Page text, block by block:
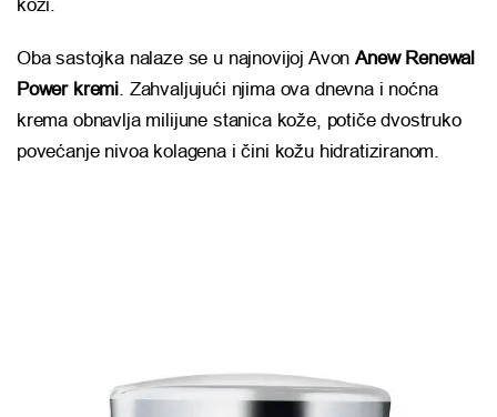
koži.
Oba sastojka nalaze se u najnovijoj AvonAnew Renewal
Power kremi. Zahvaljujući njima ova dnevna i noćna
krema obnavlja milijune stanica kože, potiče dvostruko
povećanje nivoa kolagena i čini kožu hidratiziranom.